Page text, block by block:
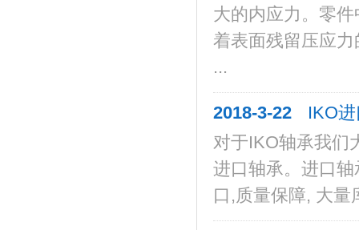
大的内应力。零
着表面残留压应
...
2018-3-22
IKO
对于IKO轴承我们
进口轴承。进口
口,质量保障, 大量